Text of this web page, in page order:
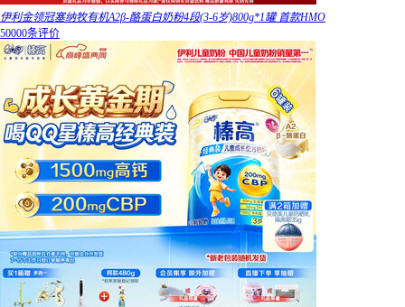
伊利金领冠塞纳牧有机A2β-酪蛋白奶粉4段(3-6岁)800g*1罐 首款HMO
50000条评价